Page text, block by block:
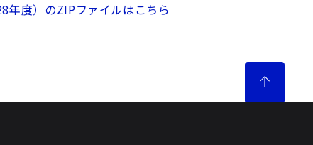
度）のZIPファイルはこちら